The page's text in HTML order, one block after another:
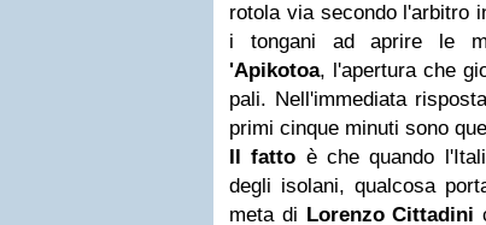
rotola via secondo l'arbitro
i tongani ad aprire le
'Apikotoa, l'apertura che
pali. Nell'immediata
primi cinque minuti sono
Il fatto è che quando
degli isolani, qualcosa
meta di Lorenzo Cittadini